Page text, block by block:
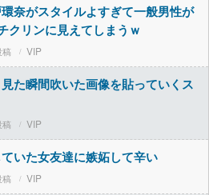
環奈がスタイルよすぎて一般男性が
クリンに見えてしまうｗ
VIP
見た瞬間吹いた画像を貼っていくス
VIP
いた女友達に嫉妬して辛い
VIP